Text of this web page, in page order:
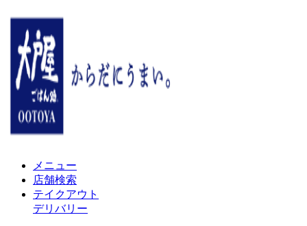
メニュー
店舗検索
テイクアウト
デリバリー